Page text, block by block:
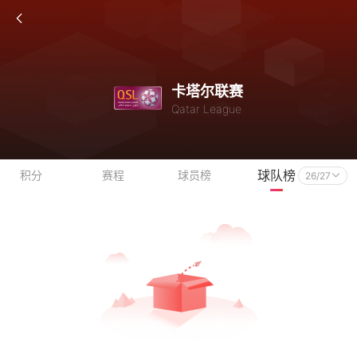
卡塔尔联赛
Qatar League
积分 赛程 球员榜 球队榜 26/27